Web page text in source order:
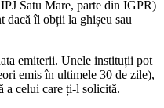
Satu Mare, parte din IGPR)
dacă îl obții la ghișeu sau
emiterii. Unele instituții pot
emis în ultimele 30 de zile),
a celui care ți-l solicită.